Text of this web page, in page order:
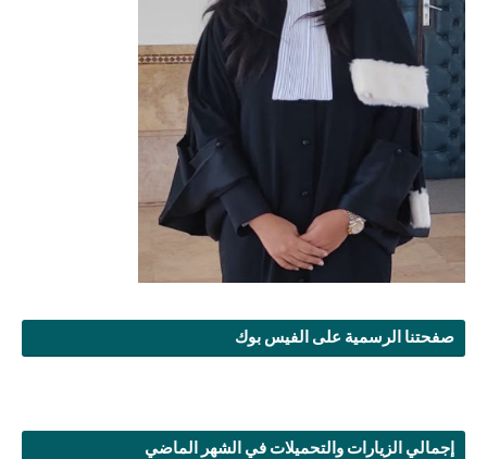
صفحتنا الرسمية على الفيس بوك
إجمالي الزيارات والتحميلات في الشهر الماضي